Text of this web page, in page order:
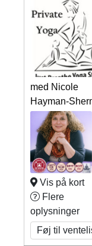
med Nicole
Hayman-
Vis på kort
Flere
oplysninger
Føj til